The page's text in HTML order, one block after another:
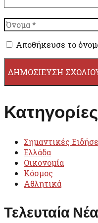
Όνομα
Αποθήκευσε το
Κατηγορίες
Σημαντικές
Ελλάδα
Οικονομία
Κόσμος
Αθλητικά
Τελευταία Νέα